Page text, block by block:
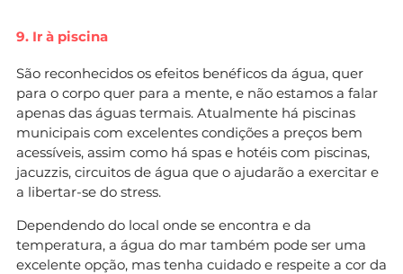
9. Ir à piscina
São reconhecidos os efeitos benéficos da água, quer
para o corpo quer para a mente, e não estamos a falar
apenas das águas termais. Atualmente há piscinas
municipais com excelentes condições a preços bem
acessíveis, assim como há spas e hotéis com piscinas,
jacuzzis, circuitos de água que o ajudarão a exercitar e
a libertar-se do stress.
Dependendo do local onde se encontra e da
temperatura, a água do mar também pode ser uma
excelente opção, mas tenha cuidado e respeite a cor da